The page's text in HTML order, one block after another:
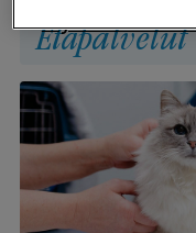
Etäpalvelut
Käynti